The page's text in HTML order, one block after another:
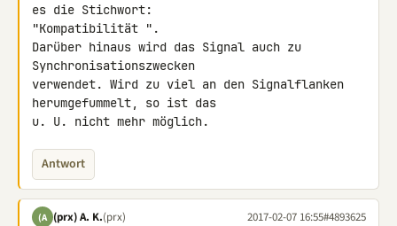
es die Stichwort:
"Kompatibilität ".
Darüber hinaus wird das Signal auch zu
Synchronisationszwecken
verwendet. Wird zu viel an den Signalflanken
herumgefummelt, so ist das
u. U. nicht mehr möglich.
Antwort
(A (prx) A. K.(prx) 2017-02-07 16:55#4893625